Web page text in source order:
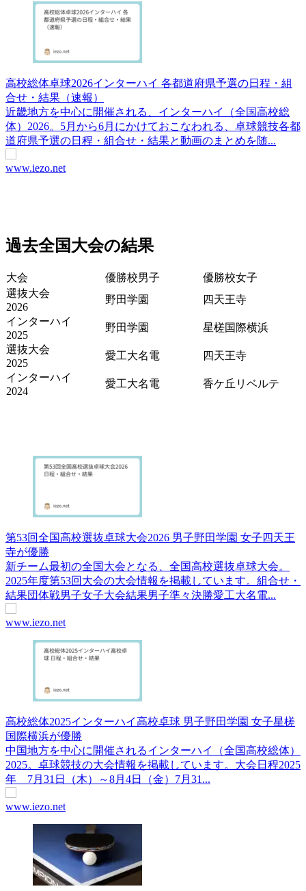
高校総体卓球2026インターハイ 各都道府県予選の日程・組
合せ・結果（速報）
近畿地方を中心に開催される、インターハイ（全国高校総
体）2026。5月から6月にかけておこなわれる、卓球競技各都
道府県予選の日程・組合せ・結果と動画のまとめを随...
www.iezo.net
過去全国大会の結果
大会 優勝校男子
優勝校女子
選抜大会
2026
野田学園
四天王寺
インターハイ
2025
野田学園
星槎国際横浜
選抜大会
2025
愛工大名電
四天王寺
インターハイ
2024
愛工大名電 香ケ丘リベルテ
第53回全国高校選抜卓球大会2026 男子野田学園 女子四天王
寺が優勝
新チーム最初の全国大会となる、全国高校選抜卓球大会。
2025年度第53回大会の大会情報を掲載しています。組合せ・
結果団体戦男子女子大会結果男子準々決勝愛工大名電...
www.iezo.net
高校総体2025インターハイ高校卓球 男子野田学園 女子星槎
国際横浜が優勝
中国地方を中心に開催されるインターハイ（全国高校総体）
2025。卓球競技の大会情報を掲載しています。大会日程2025
年 7月31日（木）～8月4日（金）7月31...
www.iezo.net